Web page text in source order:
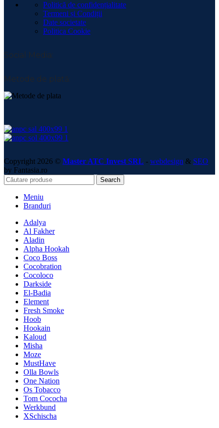
Politică de confidențialitate
Termeni și Condiții
Date societate
Politica Cookie
Social Media:
Metode de plată:
Copyright 2026 © Master ATC Invest SRL - webdesign & SEO
by Fantasia.ro
Search
Meniu
Branduri
Adalya
Al Fakher
Aladin
Alpha Hookah
Coco Boss
Cocobration
Cocoloco
Darkside
El-Badia
Element
Fresh Smoke
Hoob
Hookain
Kaloud
Misha
Moze
MustHave
Olla Bowls
One Nation
Os Tobacco
Tom Cococha
Werkbund
XSchischa